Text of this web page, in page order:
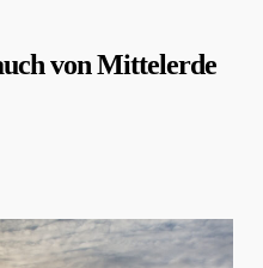
von Mittelerde